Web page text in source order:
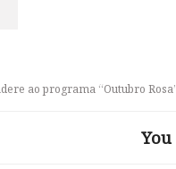
ao programa “Outubro